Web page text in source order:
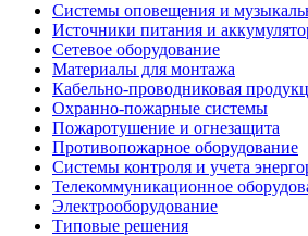
Системы оповещения и
Источники питания и
Сетевое оборудование
Материалы для монтажа
Кабельно-проводниковая
Охранно-пожарные системы
Пожаротушение и огнезащита
Противопожарное оборудование
Системы контроля и учета
Телекоммуникационное
Электрооборудование
Типовые решения